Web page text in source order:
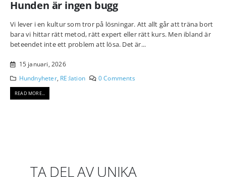
Hunden är ingen bugg
Vi lever i en kultur som tror på lösningar. Att allt går att träna bort
bara vi hittar rätt metod, rätt expert eller rätt kurs. Men ibland är
beteendet inte ett problem att lösa. Det är...
15 januari, 2026
Hundnyheter, RE:lation 0 Comments
READ MORE...
TA DEL AV UNIKA